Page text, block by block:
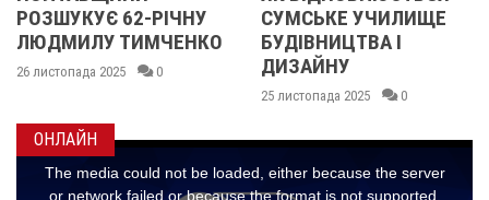
62-РІЧНУ
ТИМЧЕНКО
2025 0
СУМСЬКЕ УЧИЛИЩЕ
БУДІВНИЦТВА І
ДИЗАЙНУ
25 листопада 2025 0
ОНЛАЙН